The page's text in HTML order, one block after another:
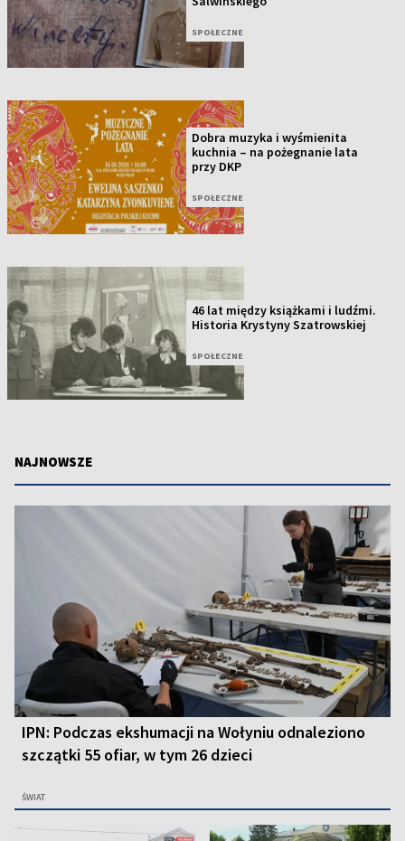
SPOŁECZNE
Dobra muzyka i wyśmienita
kuchnia – na pożegnanie lata
przy DKP
SPOŁECZNE
46 lat między książkami i ludźmi.
Historia Krystyny Szatrowskiej
SPOŁECZNE
NAJNOWSZE
IPN: Podczas ekshumacji na Wołyniu odnaleziono
szczątki 55 ofiar, w tym 26 dzieci
ŚWIAT